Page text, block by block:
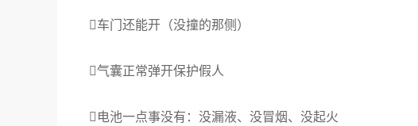
车门还能开（没撞的那侧）
气囊正常弹开保护假人
电池一点事没有：没漏液、没冒烟、没起火